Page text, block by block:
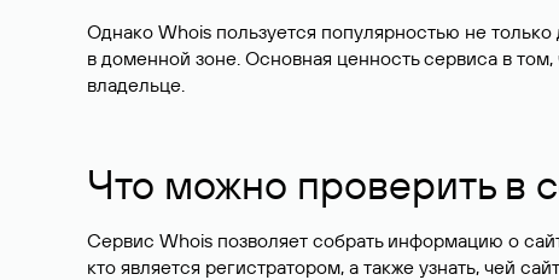
Однако Whois пользуется популярностью не
в доменной зоне. Основная ценность сервиса в
владельце.
Что можно проверить в
Сервис Whois позволяет собрать информацию о
кто является регистратором, а также узнать, чей